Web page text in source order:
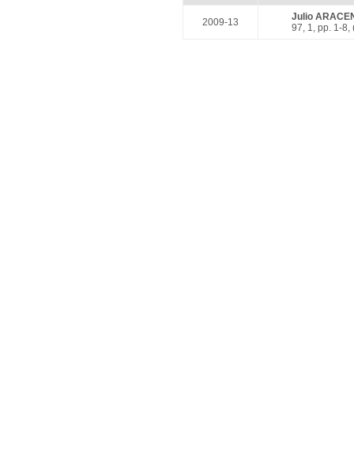
2009-13
Julio
97, 1, pp. 1-8,